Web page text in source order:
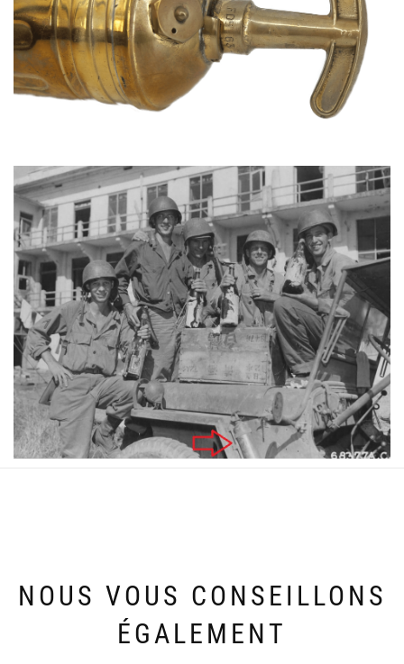
NOUS VOUS CONSEILLONS
ÉGALEMENT